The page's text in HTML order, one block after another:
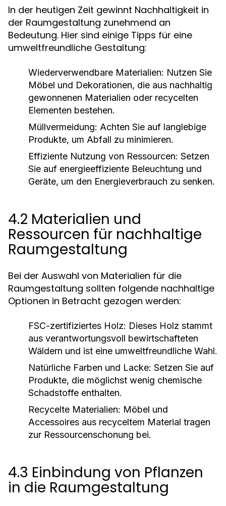
In der heutigen Zeit gewinnt Nachhaltigkeit in
der Raumgestaltung zunehmend an
Bedeutung. Hier sind einige Tipps für eine
umweltfreundliche Gestaltung:
Wiederverwendbare Materialien: Nutzen Sie
Möbel und Dekorationen, die aus nachhaltig
gewonnenen Materialien oder recycelten
Elementen bestehen.
Müllvermeidung: Achten Sie auf langlebige
Produkte, um Abfall zu minimieren.
Effiziente Nutzung von Ressourcen: Setzen
Sie auf energieeffiziente Beleuchtung und
Geräte, um den Energieverbrauch zu senken.
4.2 Materialien und
Ressourcen für nachhaltige
Raumgestaltung
Bei der Auswahl von Materialien für die
Raumgestaltung sollten folgende nachhaltige
Optionen in Betracht gezogen werden:
FSC-zertifiziertes Holz: Dieses Holz stammt
aus verantwortungsvoll bewirtschafteten
Wäldern und ist eine umweltfreundliche Wahl.
Natürliche Farben und Lacke: Setzen Sie auf
Produkte, die möglichst wenig chemische
Schadstoffe enthalten.
Recycelte Materialien: Möbel und
Accessoires aus recyceltem Material tragen
zur Ressourcenschonung bei.
4.3 Einbindung von Pflanzen
in die Raumgestaltung